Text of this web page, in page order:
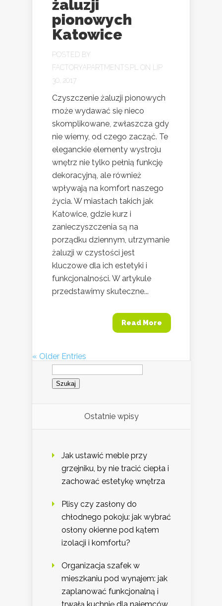
żaluzji
pionowych
Katowice
POSTED BY
FACTORYAPARTMENTS.PL ON LIP
30, 2017
Czyszczenie żaluzji pionowych
może wydawać się nieco
skomplikowane, zwłaszcza gdy
nie wiemy, od czego zacząć. Te
eleganckie elementy wystroju
wnętrz nie tylko pełnią funkcję
dekoracyjną, ale również
wpływają na komfort naszego
życia. W miastach takich jak
Katowice, gdzie kurz i
zanieczyszczenia są na
porządku dziennym, utrzymanie
żaluzji w czystości jest
kluczowe dla ich estetyki i
funkcjonalności. W artykule
przedstawimy skuteczne...
Read More
« Older Entries
Szukaj:
Ostatnie wpisy
Jak ustawić meble przy
grzejniku, by nie tracić ciepła i
zachować estetykę wnętrza
Plisy czy zasłony do
chłodnego pokoju: jak wybrać
osłony okienne pod kątem
izolacji i komfortu?
Organizacja szafek w
mieszkaniu pod wynajem: jak
zaplanować funkcjonalną i
trwałą kuchnię dla najemców